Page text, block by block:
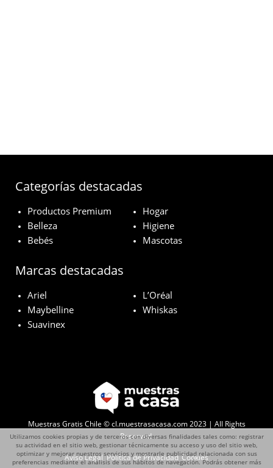
Categorías destacadas
Productos Premium
Hogar
Belleza
Higiene
Bebés
Mascotas
Marcas destacadas
Ariel
L’Oréal
Maybelline
Whiskas
Suavinex
Muestras Gratis Chile © cl.muestrasacasa.com 2023 | All Rights
Reserved.
Aviso Legal Política de Privacidad Cookies
Utilizamos cookies propias y de terceros con diversas finalidades tales como: registrar
su actividad en el sitio web, gestionar técnicamente su acceso y uso del sitio web,
optimizar y mejorar nuestros servicios y mostrarle publicidad relacionada con sus
preferencias mediante el análisis de sus hábitos de navegación. Podrás obtener más